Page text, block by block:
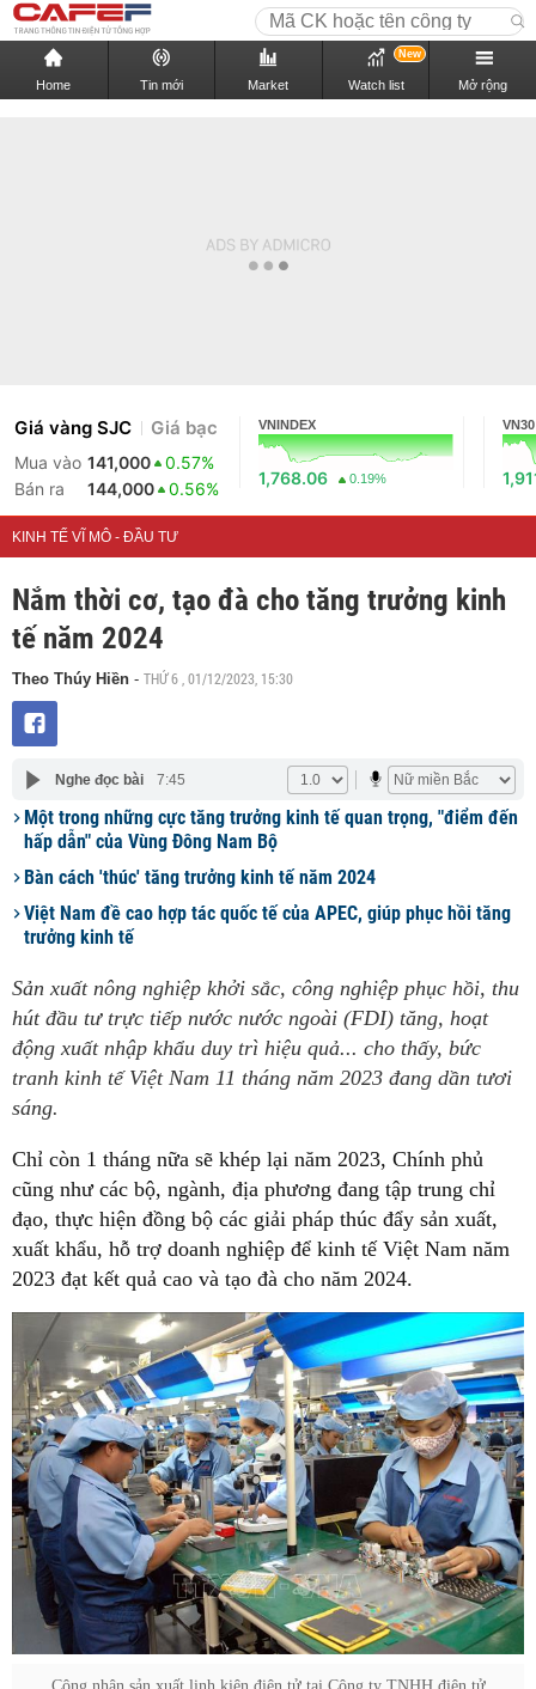
Home Tin mới Market Watch list
New
Mở rộng
Giá vàng SJC Giá bạc
Mua vào 141,000
0.57%
Bán ra
144,000 0.56%
VNINDEX
1,768.06 0.19%
VN30
KINH TẾ VĨ MÔ - ĐẦU TƯ
Nắm thời cơ, tạo đà cho tăng trưởng kinh
tế năm 2024
Theo Thúy Hiền - THỨ 6 , 01/12/2023, 15:30
Nghe đọc bài 7:45
Một trong những cực tăng trưởng kinh tế quan trọng, "điểm đến
hấp dẫn" của Vùng Đông Nam Bộ
Bàn cách 'thúc' tăng trưởng kinh tế năm 2024
Việt Nam đề cao hợp tác quốc tế của APEC, giúp phục hồi tăng
trưởng kinh tế
Sản xuất nông nghiệp khởi sắc, công nghiệp phục hồi, thu
hút đầu tư trực tiếp nước nước ngoài (FDI) tăng, hoạt
động xuất nhập khẩu duy trì hiệu quả... cho thấy, bức
tranh kinh tế Việt Nam 11 tháng năm 2023 đang dần tươi
sáng.
Chỉ còn 1 tháng nữa sẽ khép lại năm 2023, Chính phủ
cũng như các bộ, ngành, địa phương đang tập trung chỉ
đạo, thực hiện đồng bộ các giải pháp thúc đẩy sản xuất,
xuất khẩu, hỗ trợ doanh nghiệp để kinh tế Việt Nam năm
2023 đạt kết quả cao và tạo đà cho năm 2024.